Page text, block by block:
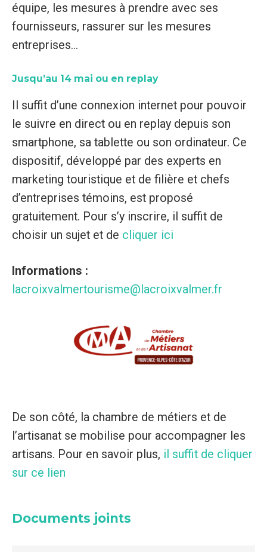
équipe, les mesures à prendre avec ses
fournisseurs, rassurer sur les mesures
entreprises...
Jusqu’au 14 mai ou en replay
Il suffit d’une connexion internet pour pouvoir
le suivre en direct ou en replay depuis son
smartphone, sa tablette ou son ordinateur. Ce
dispositif, développé par des experts en
marketing touristique et de filière et chefs
d’entreprises témoins, est proposé
gratuitement. Pour s’y inscrire, il suffit de
choisir un sujet et de cliquer ici
Informations :
lacroixvalmertourisme@lacroixvalmer.fr
De son côté, la chambre de métiers et de
l’artisanat se mobilise pour accompagner les
artisans. Pour en savoir plus, il suffit de cliquer
sur ce lien
Documents joints